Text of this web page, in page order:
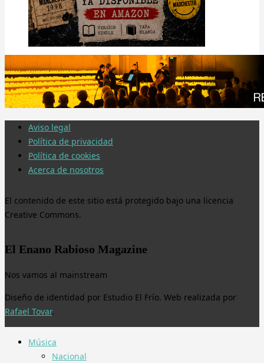
Aviso legal
Política de privacidad
Política de cookies
Acerca de nosotros
El contenido de este sitio está protegido bajo una licencia
Creative Commons.
El Enano Rabioso Magazine
Nos vamos al mainstream
Diseño de identidad por Estudio El Frío. Web realizada por
Rafael Tovar.
Música
Nacional